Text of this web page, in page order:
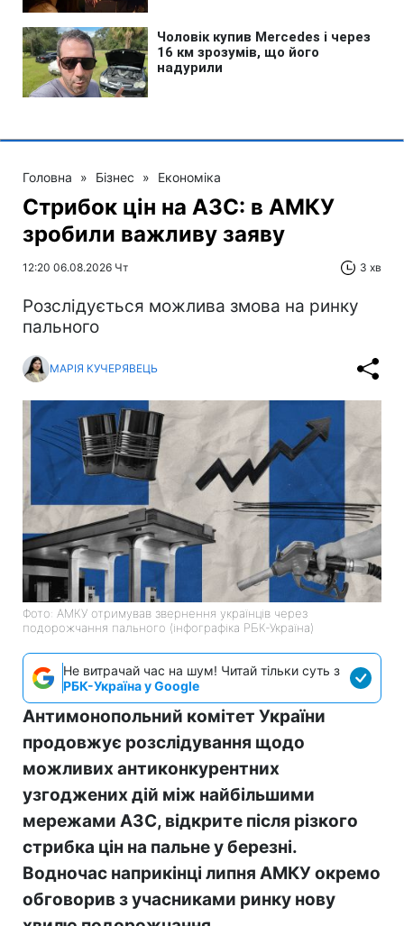
Головна » Бізнес » Економіка
Стрибок цін на АЗС: в АМКУ
зробили важливу заяву
12:20 06.08.2026 Чт 3 хв
Розслідується можлива змова на ринку
пального
МАРІЯ КУЧЕРЯВЕЦЬ
Фото: АМКУ отримував звернення українців через
подорожчання пального (інфографіка РБК-Україна)
Не витрачай час на шум! Читай тільки суть з
РБК-Україна у Google
Антимонопольний комітет України
продовжує розслідування щодо
можливих антиконкурентних
узгоджених дій між найбільшими
мережами АЗС, відкрите після різкого
стрибка цін на пальне у березні.
Водночас наприкінці липня АМКУ окремо
обговорив з учасниками ринку нову